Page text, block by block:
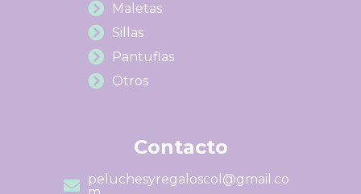
Maletas
Sillas
Pantuflas
Otros
Contacto
peluchesyregaloscol@gmail.co